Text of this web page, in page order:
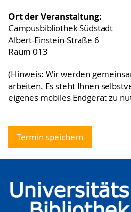
Ort der Veranstaltung:
Campusbibliothek Südstadt
Albert-Einstein-Straße 6
Raum 013
(Hinweis: Wir werden
arbeiten. Es steht Ihnen
eigenes mobiles Endgerät zu
Termin speichern